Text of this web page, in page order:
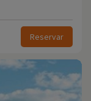
Reservar